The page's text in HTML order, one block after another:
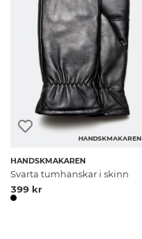
HANDSKMAKAREN
HANDSKMAKAREN
Svarta tumhanskar i skinn
399 kr